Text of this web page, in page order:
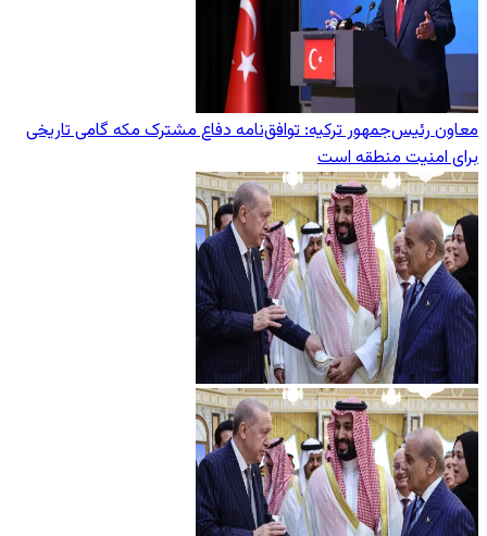
معاون رئیس‌جمهور ترکیه: توافق‌نامه دفاع مشترک مکه گامی تاریخی
برای امنیت منطقه است